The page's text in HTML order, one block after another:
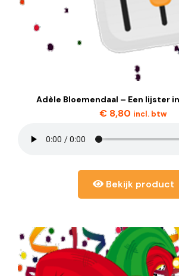
Adèle Bloemendaal – Een lijster
€ 8,80 incl. btw
Bekijk product